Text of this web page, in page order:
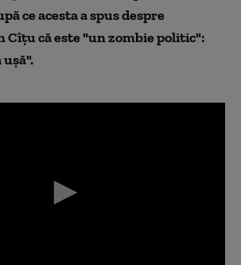
ce acesta a spus despre
că este "un zombie politic":
ușă".